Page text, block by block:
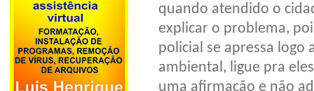
quando atendido o
explicar o problema,
policial se apressa logo
ambiental, ligue pra
uma afirmação e não